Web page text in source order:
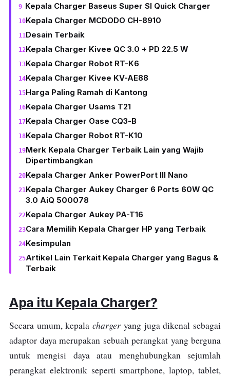
Kepala Charger Baseus Super SI Quick Charger
Kepala Charger MCDODO CH-8910
Desain Terbaik
Kepala Charger Kivee QC 3.0 + PD 22.5 W
Kepala Charger Robot RT-K6
Kepala Charger Kivee KV-AE88
Harga Paling Ramah di Kantong
Kepala Charger Usams T21
Kepala Charger Oase CQ3-B
Kepala Charger Robot RT-K10
Merk Kepala Charger Terbaik Lain yang Wajib
Dipertimbangkan
Kepala Charger Anker PowerPort III Nano
Kepala Charger Aukey Charger 6 Ports 60W QC
3.0 AiQ 500078
Kepala Charger Aukey PA-T16
Cara Memilih Kepala Charger HP yang Terbaik
Kesimpulan
Artikel Lain Terkait Kepala Charger yang Bagus &
Terbaik
Apa itu Kepala Charger?
Secara umum, kepalacharger yang juga dikenal sebagai
adaptor daya merupakan sebuah perangkat yang berguna
untuk mengisi daya atau menghubungkan sejumlah
perangkat elektronik seperti smartphone, laptop, tablet,